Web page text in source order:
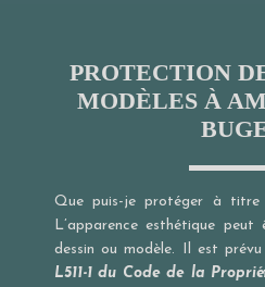
PROTECTION
MODÈLES À
Que puis-je protéger à titre
L’apparence esthétique
dessin ou modèle. Il est
L511-1 du Code de la